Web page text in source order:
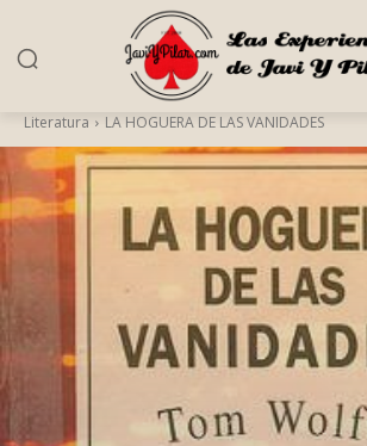
Literatura LA HOGUERA DE LAS VANIDADES